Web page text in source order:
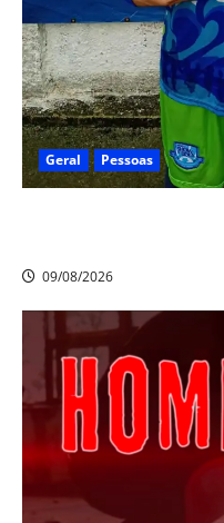
Geral Pessoas
09/08/2026